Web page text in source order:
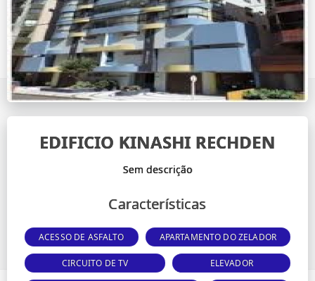
EDIFICIO KINASHI RECHDEN
Sem descrição
Características
ACESSO DE ASFALTO APARTAMENTO DO ZELADOR
CIRCUITO DE TV ELEVADOR